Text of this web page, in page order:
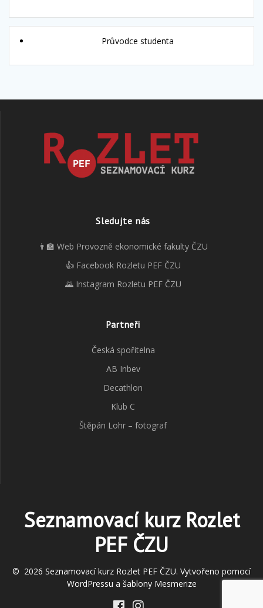
Průvodce studenta
Sledujte nás
👨‍🏫 Web Provozně ekonomické fakulty ČZU
👍 Facebook Rozletu PEF ČZU
🌄 Instagram Rozletu PEF ČZU
Partneři
Česká spořitelna
AB Inbev
Decathlon
Klub C
Štěpán Lohr – fotograf
Seznamovací kurz Rozlet
PEF ČZU
© 2026 Seznamovací kurz Rozlet PEF ČZU. Vytvořeno pomocí
WordPressu a šablony Mesmerize